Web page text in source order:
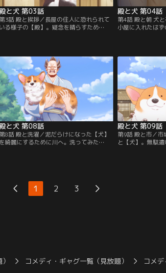
と犬 第03話
第3話 殿と挨拶／長屋の住人に恐れられて
いる様子の【殿】。疑念を晴らすため
殿と犬 第04話
第4話 殿と朝 犬
小屋に入れたは
と犬 第08話
第8話 殿と洗濯／泥だらけになった【犬】
を綺麗にするために川へ。洗ってみた
殿と犬 第09話
第9話 殿と市／
と【犬】。無駄
1 2 3
コメディ・ギャグ一覧（見放題） コメ